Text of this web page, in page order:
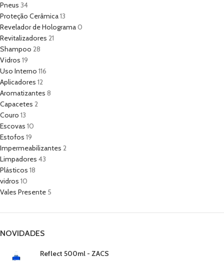
Pneus 34
Proteção Cerâmica13
Revelador de Holograma0
Revitalizadores 21
Shampoo 28
Vidros 19
Uso Interno 116
Aplicadores 12
Aromatizantes 8
Capacetes 2
Couro 13
Escovas 10
Estofos 19
Impermeabilizantes 2
Limpadores 43
Plásticos 18
vidros 10
Vales Presente 5
NOVIDADES
Reflect 500ml - ZACS